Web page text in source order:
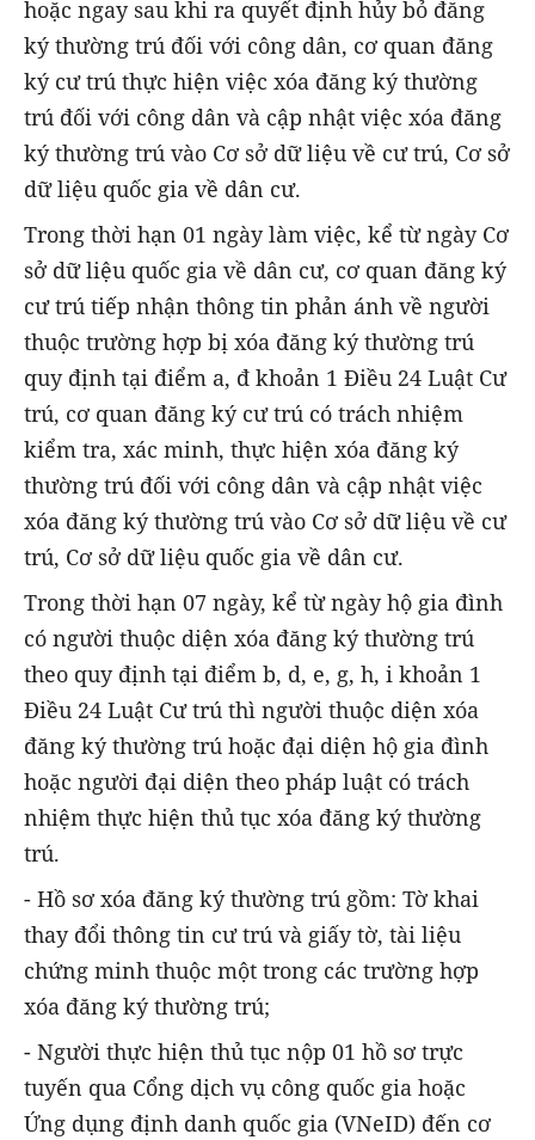
hoặc ngay sau khi ra quyết định hủy bỏ đăng
ký thường trú đối với công dân, cơ quan đăng
ký cư trú thực hiện việc xóa đăng ký thường
trú đối với công dân và cập nhật việc xóa đăng
ký thường trú vào Cơ sở dữ liệu về cư trú, Cơ sở
dữ liệu quốc gia về dân cư.
Trong thời hạn 01 ngày làm việc, kể từ ngày Cơ
sở dữ liệu quốc gia về dân cư, cơ quan đăng ký
cư trú tiếp nhận thông tin phản ánh về người
thuộc trường hợp bị xóa đăng ký thường trú
quy định tại điểm a, đ khoản 1 Điều 24 Luật Cư
trú, cơ quan đăng ký cư trú có trách nhiệm
kiểm tra, xác minh, thực hiện xóa đăng ký
thường trú đối với công dân và cập nhật việc
xóa đăng ký thường trú vào Cơ sở dữ liệu về cư
trú, Cơ sở dữ liệu quốc gia về dân cư.
Trong thời hạn 07 ngày, kể từ ngày hộ gia đình
có người thuộc diện xóa đăng ký thường trú
theo quy định tại điểm b, d, e, g, h, i khoản 1
Điều 24 Luật Cư trú thì người thuộc diện xóa
đăng ký thường trú hoặc đại diện hộ gia đình
hoặc người đại diện theo pháp luật có trách
nhiệm thực hiện thủ tục xóa đăng ký thường
trú.
- Hồ sơ xóa đăng ký thường trú gồm: Tờ khai
thay đổi thông tin cư trú và giấy tờ, tài liệu
chứng minh thuộc một trong các trường hợp
xóa đăng ký thường trú;
- Người thực hiện thủ tục nộp 01 hồ sơ trực
tuyến qua Cổng dịch vụ công quốc gia hoặc
Ứng dụng định danh quốc gia (VNeID) đến cơ